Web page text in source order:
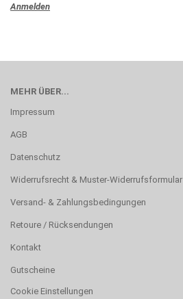
Anmelden
MEHR ÜBER...
Impressum
AGB
Datenschutz
Widerrufsrecht & Muster-Widerrufsformular
Versand- & Zahlungsbedingungen
Retoure / Rücksendungen
Kontakt
Gutscheine
Cookie Einstellungen